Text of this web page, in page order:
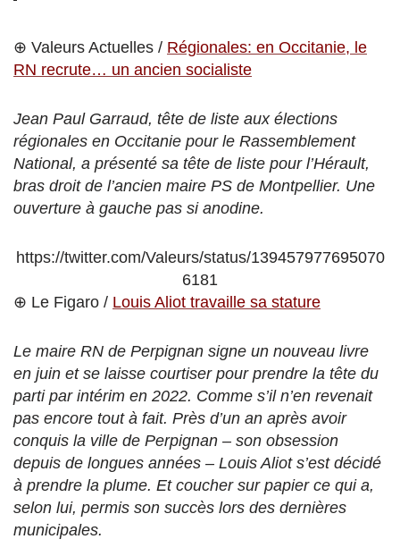
⊕ Valeurs Actuelles / Régionales: en Occitanie, le
RN recrute… un ancien socialiste
Jean Paul Garraud, tête de liste aux élections
régionales en Occitanie pour le Rassemblement
National, a présenté sa tête de liste pour l’Hérault,
bras droit de l’ancien maire PS de Montpellier. Une
ouverture à gauche pas si anodine.
https://twitter.com/Valeurs/status/139457977695070
6181
⊕ Le Figaro / Louis Aliot travaille sa stature
Le maire RN de Perpignan signe un nouveau livre
en juin et se laisse courtiser pour prendre la tête du
parti par intérim en 2022. Comme s’il n’en revenait
pas encore tout à fait. Près d’un an après avoir
conquis la ville de Perpignan – son obsession
depuis de longues années – Louis Aliot s’est décidé
à prendre la plume. Et coucher sur papier ce qui a,
selon lui, permis son succès lors des dernières
municipales.